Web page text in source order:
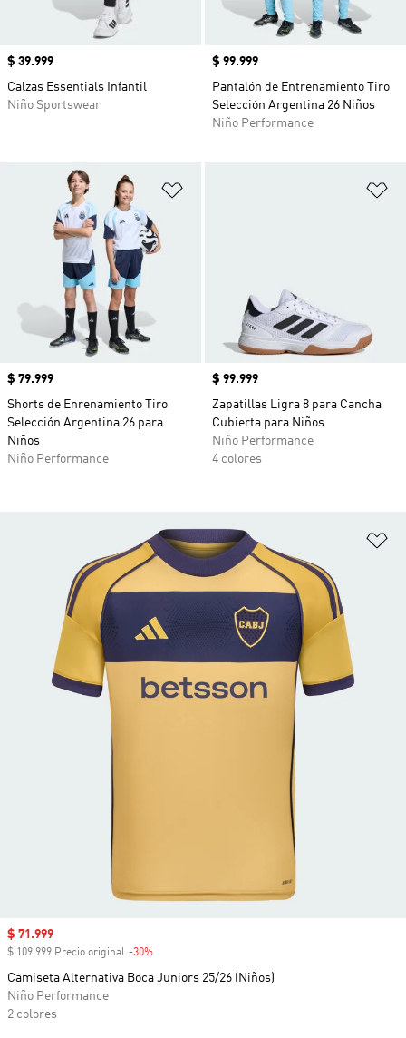
Precio
$ 39.999
Calzas Essentials Infantil
Niño Sportswear
Precio
$ 99.999
Pantalón de Entrenamiento Tiro
Selección Argentina 26 Niños
Niño Performance
Precio
$ 79.999
Shorts de Enrenamiento Tiro
Selección Argentina 26 para
Niños
Niño Performance
Precio
$ 99.999
Zapatillas Ligra 8 para Cancha
Cubierta para Niños
Niño Performance
4 colores
Precio de venta
$ 71.999
$ 109.999 Precio original -30%
Camiseta Alternativa Boca Juniors 25/26 (Niños)
Niño Performance
2 colores